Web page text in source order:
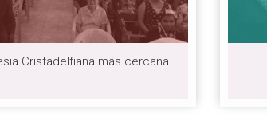
Cristadelfiana más cercana.